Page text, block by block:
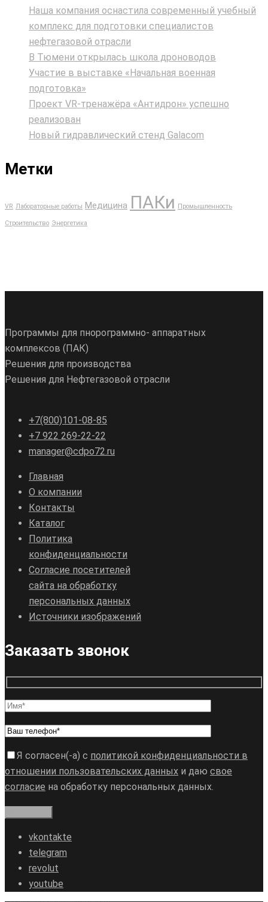
Наша компания оснастила современный учебный
комплекс для подготовки специалистов
нефтегазовой отрасли
В Тюмени открылась школа дроноводов
Участие в выставке «Начальная военная
подготовка»
Проект VR‑тренажёра «Антидрон» успешно
реализован
Новый гидравлический стенд Galacom
Метки
VR Лабораторные работы Медицина ПАКи Промышленность
Строительство Энергетика
Программы для пнорограммно- аппаратных
комплексов (ПАК)
Решения для производства
Решения для Нефтегазовой отрасли
+7(800)101-08-85
+7 922 269-22-22
manager@cdpo72.ru
Главная
О компании
Контакты
Каталог
Политика
конфиденциальности
Согласие посетителей
сайта на обработку
персональных данных
Источники изображений
Заказать звонок
Я согласен(-а) с политикой конфиденциальности в
отношении пользовательских данных и даю свое
согласие на обработку персональных данных.
vkontakte
telegram
revolut
youtube